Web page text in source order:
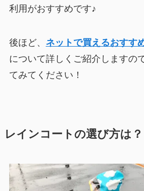
利用がおすすめです♪
後ほど、 ネットで買えるおすす
について詳しくご紹介しますの
てみてください！
レインコートの選び方は？